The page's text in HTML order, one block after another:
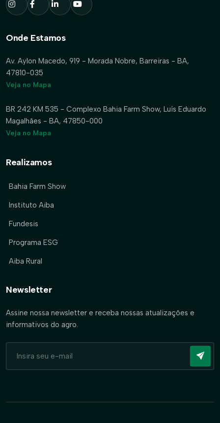
Onde Estamos
Av. Aylon Macedo, 919 - Morada Nobre, Barreiras - BA,
47810-035
Veja no Mapa
BR 242 KM 535 - Complexo Bahia Farm Show, Luís Eduardo
Magalhães - BA, 47850-000
Veja no Mapa
Realizamos
Bahia Farm Show
Instituto Aiba
Fundesis
Programa ESG
Aiba Rural
Newsletter
Assine nossa newsletter e receba nossas atualizações e
informativos do agro.